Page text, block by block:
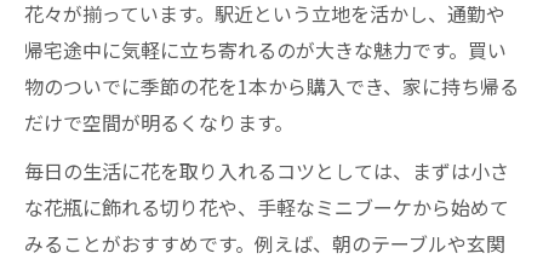
花々が揃っています。駅近という立地を活かし、通勤や
帰宅途中に気軽に立ち寄れるのが大きな魅力です。買い
物のついでに季節の花を1本から購入でき、家に持ち帰る
だけで空間が明るくなります。
毎日の生活に花を取り入れるコツとしては、まずは小さ
な花瓶に飾れる切り花や、手軽なミニブーケから始めて
みることがおすすめです。例えば、朝のテーブルや玄関